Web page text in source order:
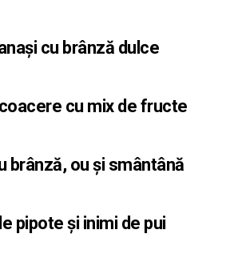
cu brânză dulce
cu mix de fructe
brânză, ou și smântână
pipote și inimi de pui